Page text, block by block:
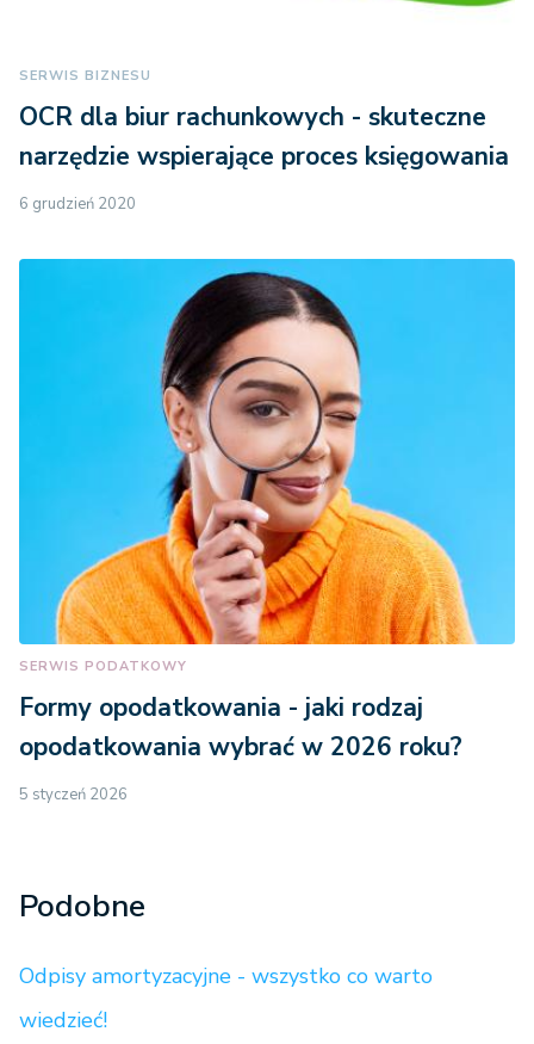
SERWIS BIZNESU
OCR dla biur rachunkowych - skuteczne
narzędzie wspierające proces księgowania
6 grudzień 2020
SERWIS PODATKOWY
Formy opodatkowania - jaki rodzaj
opodatkowania wybrać w 2026 roku?
5 styczeń 2026
Podobne
Odpisy amortyzacyjne - wszystko co warto
wiedzieć!